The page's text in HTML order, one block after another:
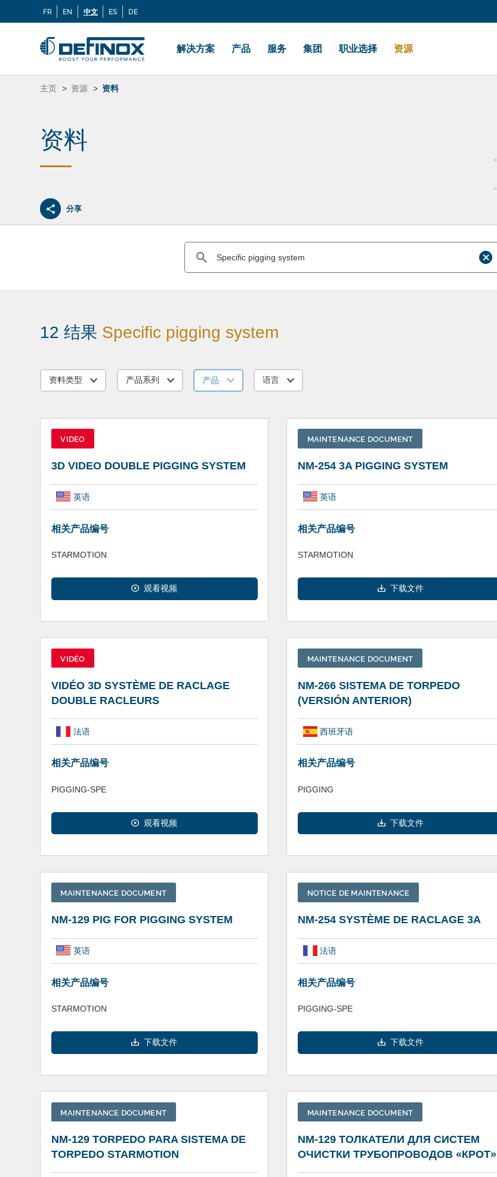
Langues
FR EN 中文 ES DE
跳
转
到
principal
解决方案 产品 服务 集团 职业选择 资源
搜
索：
主页 资源 资料
资料
分享
12 结果 Specific pigging system
资料类型 产品系列 产品 语言
VIDEO
3D VIDEO DOUBLE PIGGING SYSTEM
英语
相关产品编号
STARMOTION
观看视频
MAINTENANCE DOCUMENT
NM-254 3A PIGGING SYSTEM
英语
相关产品编号
STARMOTION
下载文件
VIDÉO
VIDÉO 3D SYSTÈME DE RACLAGE
DOUBLE RACLEURS
法语
相关产品编号
PIGGING-SPE
观看视频
MAINTENANCE DOCUMENT
NM-266 SISTEMA DE TORPEDO
(VERSIÓN ANTERIOR)
西班牙语
相关产品编号
PIGGING
下载文件
MAINTENANCE DOCUMENT
NM-129 PIG FOR PIGGING SYSTEM
英语
相关产品编号
STARMOTION
下载文件
NOTICE DE MAINTENANCE
NM-254 SYSTÈME DE RACLAGE 3A
法语
相关产品编号
PIGGING-SPE
下载文件
MAINTENANCE DOCUMENT
NM-129 TORPEDO PARA SISTEMA DE
TORPEDO STARMOTION
MAINTENANCE DOCUMENT
NM-129 ТОЛКАТЕЛИ ДЛЯ СИСТЕМ
ОЧИСТКИ ТРУБОПРОВОДОВ «КРОТ»